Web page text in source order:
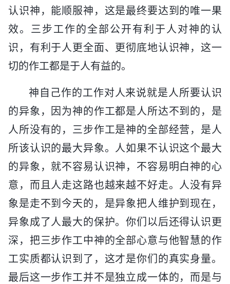
认识神，能顺服神，这是最终要达到的唯一果
效。三步工作的全部公开有利于人对神的认
识，有利于人更全面、更彻底地认识神，这一
切的作工都是于人有益的。
神自己作的工作对人来说就是人所要认识
的异象，因为神的作工都是人所达不到的，是
人所没有的，三步作工是神的全部经营，是人
所该认识的最大异象。人如果不认识这个最大
的异象，就不容易认识神，不容易明白神的心
意，而且人走这路也越来越不好走。人没有异
象是走不到今天的，是异象把人维护到现在，
异象成了人最大的保护。你们以后还得认识更
深，把三步作工中神的全部心意与他智慧的作
工实质都认识到了，这才是你们的真实身量。
最后这一步作工并不是独立成一体的，而是与